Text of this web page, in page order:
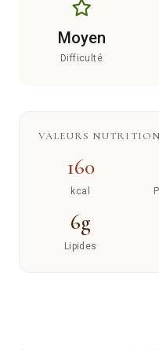
Moyen
Difficulté
VALEURS
160
kcal
6g
Lipides